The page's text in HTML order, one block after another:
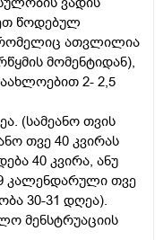
წოდებულ
ათვლილია
მომენტიდან),
2- 2,5
(სამეანო თვის
თვე 40 კვირას
40 კვირა, ანუ
9 კალენდარული თვე
30-31 დღეა).
მენსტრუაციის